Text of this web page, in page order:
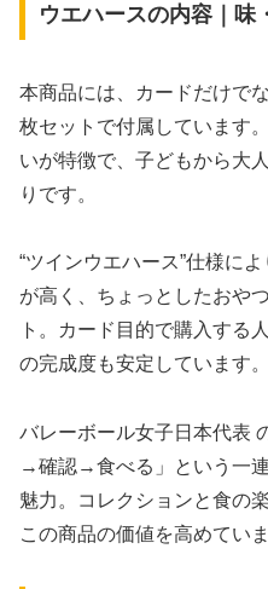
ウエハースの内容｜味
本商品には、カードだけで
枚セットで付属しています
いが特徴で、子どもから大
りです。
“ツインウエハース”仕様に
が高く、ちょっとしたおや
ト。カード目的で購入する
の完成度も安定しています。
バレーボール女子日本代表
→確認→食べる」という一
魅力。コレクションと食の
この商品の価値を高めていま